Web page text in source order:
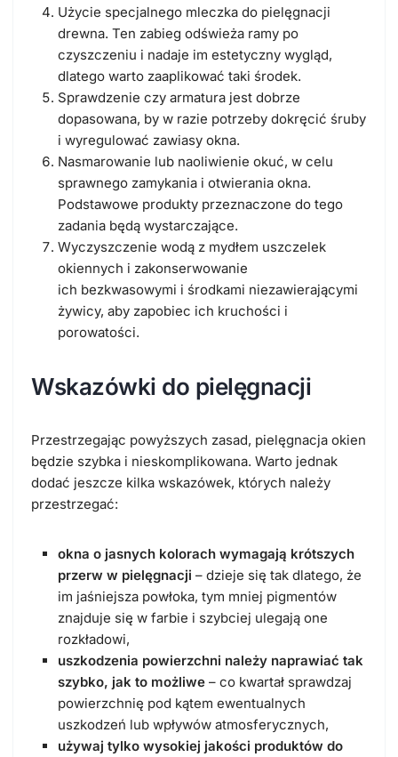
Użycie specjalnego mleczka do pielęgnacji
drewna. Ten zabieg odświeża ramy po
czyszczeniu i nadaje im estetyczny wygląd,
dlatego warto zaaplikować taki środek.
Sprawdzenie czy armatura jest dobrze
dopasowana, by w razie potrzeby dokręcić śruby
i wyregulować zawiasy okna.
Nasmarowanie lub naoliwienie okuć, w celu
sprawnego zamykania i otwierania okna.
Podstawowe produkty przeznaczone do tego
zadania będą wystarczające.
Wyczyszczenie wodą z mydłem uszczelek
okiennych i zakonserwowanie
ich bezkwasowymi i środkami niezawierającymi
żywicy, aby zapobiec ich kruchości i
porowatości.
Wskazówki do pielęgnacji
Przestrzegając powyższych zasad, pielęgnacja okien
będzie szybka i nieskomplikowana. Warto jednak
dodać jeszcze kilka wskazówek, których należy
przestrzegać:
okna o jasnych kolorach wymagają krótszych
przerw w pielęgnacji – dzieje się tak dlatego, że
im jaśniejsza powłoka, tym mniej pigmentów
znajduje się w farbie i szybciej ulegają one
rozkładowi,
uszkodzenia powierzchni należy naprawiać tak
szybko, jak to możliwe – co kwartał sprawdzaj
powierzchnię pod kątem ewentualnych
uszkodzeń lub wpływów atmosferycznych,
używaj tylko wysokiej jakości produktów do